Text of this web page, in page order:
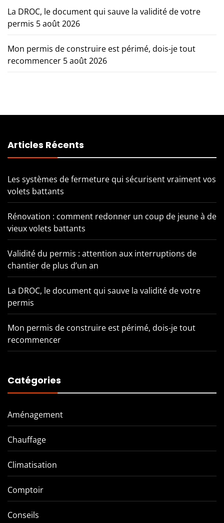
La DROC, le document qui sauve la validité de votre
permis 5 août 2026
Mon permis de construire est périmé, dois-je tout
recommencer 5 août 2026
Articles Récents
Les systèmes de fermeture qui sécurisent vraiment vos
volets battants
Rénovation : comment redonner un coup de jeune à de
vieux volets battants
Validité du permis : attention aux interruptions de
chantier de plus d’un an
La DROC, le document qui sauve la validité de votre
permis
Mon permis de construire est périmé, dois-je tout
recommencer
Catégories
Aménagement
Chauffage
Climatisation
Comptoir
Conseils